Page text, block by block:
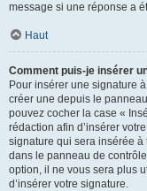
message si une réponse a
Haut
Comment puis-je insérer
Pour insérer une signature
créer une depuis le
pouvez cocher la case «
rédaction afin d’insérer
signature qui sera insérée
dans le panneau de
option, il ne vous sera plus
d’insérer votre signature.